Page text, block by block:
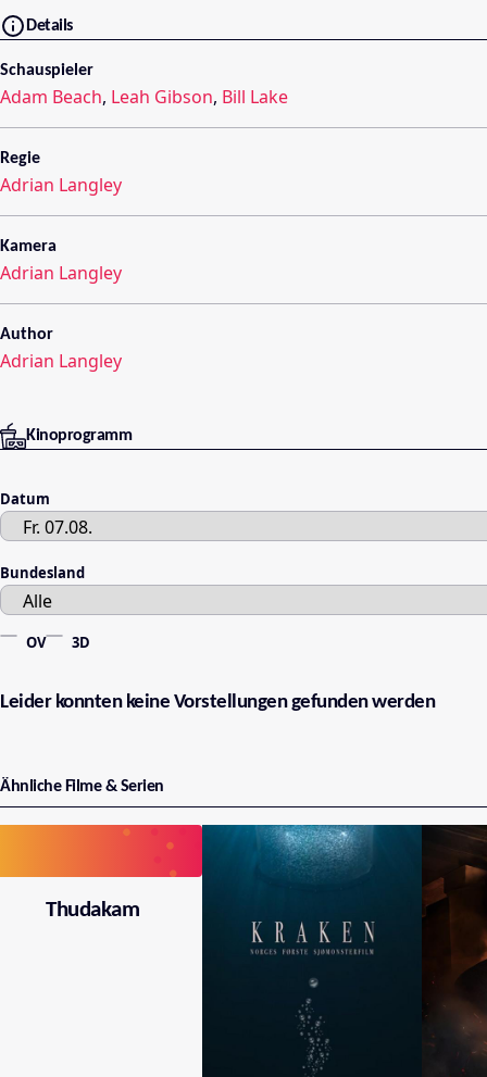
Details
Schauspieler
Adam Beach, Leah Gibson, Bill Lake
Regie
Adrian Langley
Kamera
Adrian Langley
Author
Adrian Langley
Kinoprogramm
Datum
Bundesland
OV 3D
Leider konnten keine Vorstellungen gefunden werden
Ähnliche Filme & Serien
Thudakam